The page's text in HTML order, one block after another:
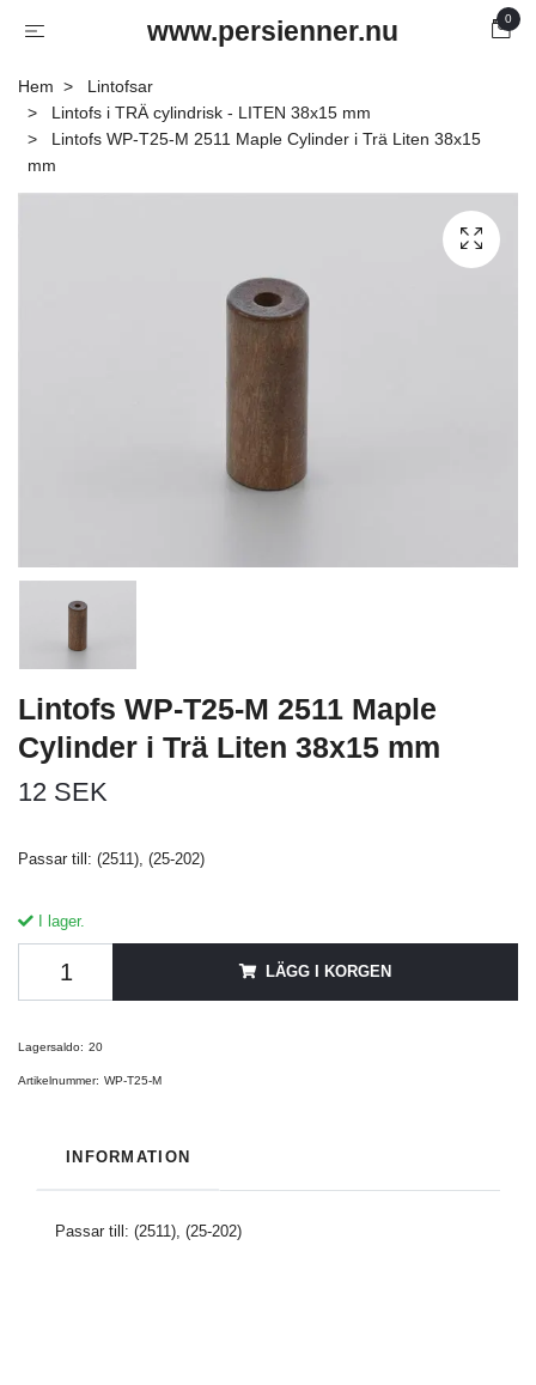
www.persienner.nu 0
Hem
Lintofsar
Lintofs i TRÄ cylindrisk - LITEN 38x15 mm
Lintofs WP-T25-M 2511 Maple Cylinder i Trä Liten 38x15
mm
Lintofs WP-T25-M 2511 Maple
Cylinder i Trä Liten 38x15 mm
12 SEK
Passar till: (2511), (25-202)
I lager.
LÄGG I KORGEN
Lagersaldo: 20
Artikelnummer: WP-T25-M
INFORMATION
Passar till: (2511), (25-202)